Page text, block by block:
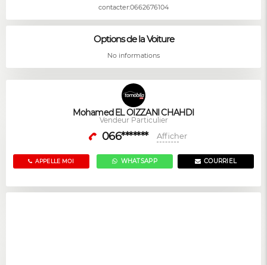
contacter:0662676104
Options de la Voiture
No informations
Mohamed EL OIZZANI CHAHDI
Vendeur Particulier
066******* Afficher
APPELLE MOI COURRIEL
WHATSAPP